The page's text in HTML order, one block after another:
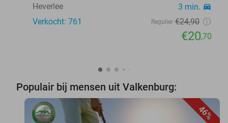
Heverlee 3 min. directions_car
Verkocht: 761 Regulier €24,90
€20,70
Populair bij mensen uit Valkenburg:
46%